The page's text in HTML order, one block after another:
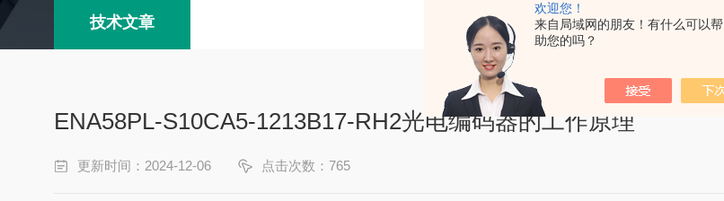
欢迎您！
来自局域网的朋友！有什么可以帮
助您的吗？
技术文章 当前位置：首页
ENA58PL-S10CA5-1213B17-RH2光电编码器的工作原理
更新时间：2024-12-06 点击次数：765